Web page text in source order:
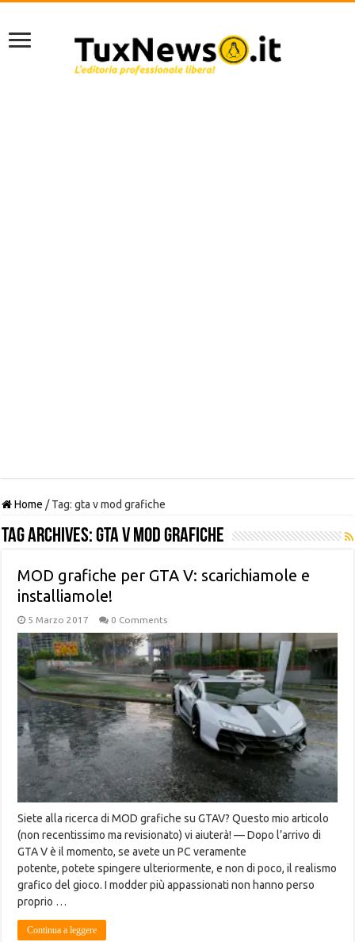
Home / Tag:gta v mod grafiche
Tag Archives:gta v mod grafiche
MOD grafiche per GTA V: scarichiamole e
installiamole!
5 Marzo 2017 0 Comments
Siete alla ricerca di MOD grafiche su GTAV? Questo mio articolo
(non recentissimo ma revisionato) vi aiuterà! — Dopo l’arrivo di
GTA V è il momento, se avete un PC veramente
potente, potete spingere ulteriormente, e non di poco, il realismo
grafico del gioco. I modder più appassionati non hanno perso
proprio …
Continua a leggere